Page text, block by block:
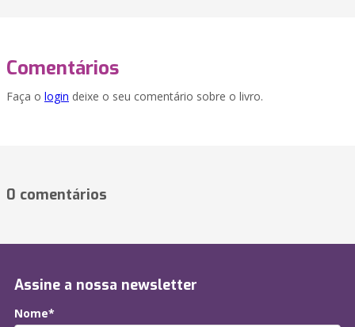
Comentários
Faça o login deixe o seu comentário sobre o livro.
0 comentários
Assine a nossa newsletter
Nome*